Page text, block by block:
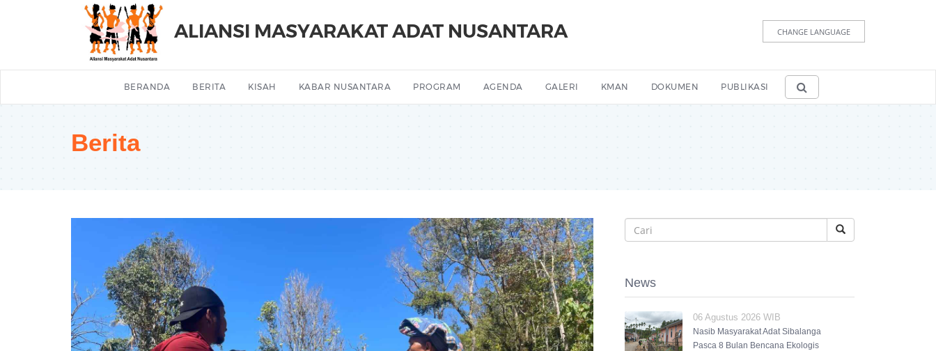
ALIANSI MASYARAKAT ADAT NUSANTARA CHANGE LANGUAGE
BERANDA BERITA KISAH KABAR NUSANTARA PROGRAM AGENDA GALERI KMAN DOKUMEN PUBLIKASI
Berita
News
06 Agustus 2026 WIB
Nasib Masyarakat Adat Sibalanga
Pasca 8 Bulan Bencana Ekologis